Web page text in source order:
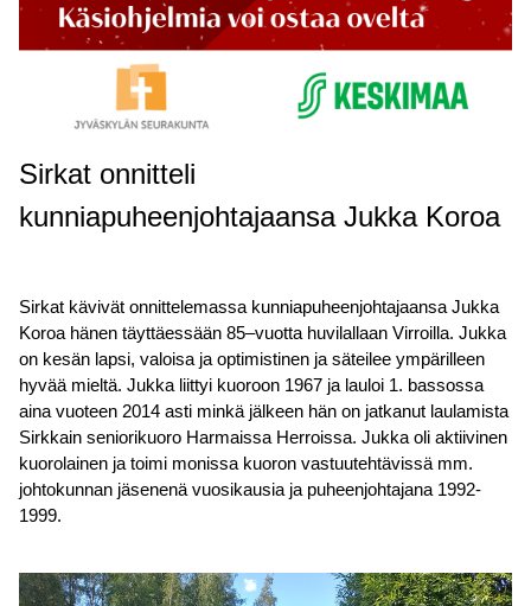
Sirkat onnitteli
kunniapuheenjohtajaansa Jukka Koroa
Sirkat kävivät onnittelemassa kunniapuheenjohtajaansa Jukka
Koroa hänen täyttäessään 85–vuotta huvilallaan Virroilla. Jukka
on kesän lapsi, valoisa ja optimistinen ja säteilee ympärilleen
hyvää mieltä. Jukka liittyi kuoroon 1967 ja lauloi 1. bassossa
aina vuoteen 2014 asti minkä jälkeen hän on jatkanut laulamista
Sirkkain seniorikuoro Harmaissa Herroissa. Jukka oli aktiivinen
kuorolainen ja toimi monissa kuoron vastuutehtävissä mm.
johtokunnan jäsenenä vuosikausia ja puheenjohtajana 1992-
1999.